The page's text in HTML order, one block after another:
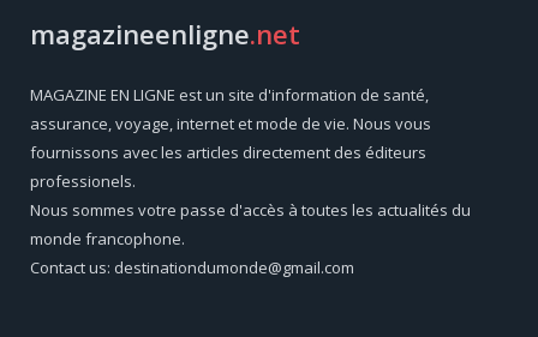
magazineenligne.net
MAGAZINE EN LIGNE est un site d'information de santé,
assurance, voyage, internet et mode de vie. Nous vous
fournissons avec les articles directement des éditeurs
professionels.
Nous sommes votre passe d'accès à toutes les actualités du
monde francophone.
Contact us: destinationdumonde@gmail.com